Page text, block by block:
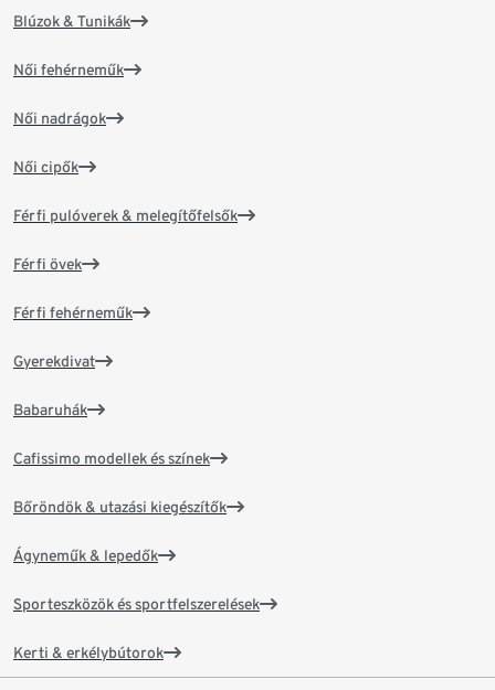
Blúzok & Tunikák
Női fehérneműk
Női nadrágok
Női cipők
Férfi pulóverek & melegítőfelsők
Férfi övek
Férfi fehérneműk
Gyerekdivat
Babaruhák
Cafissimo modellek és színek
Bőröndök & utazási kiegészítők
Ágyneműk & lepedők
Sporteszközök és sportfelszerelések
Kerti & erkélybútorok